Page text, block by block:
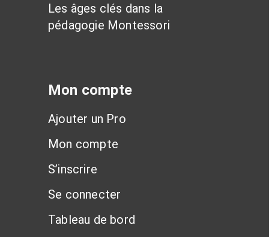
Les âges clés dans la
pédagogie Montessori
Mon compte
Ajouter un Pro
Mon compte
S’inscrire
Se connecter
Tableau de bord